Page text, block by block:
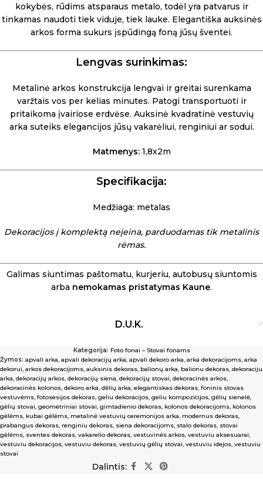
kokybės, rūdims atsparaus metalo, todėl yra patvarus ir
tinkamas naudoti tiek viduje, tiek lauke. Elegantiška auksinės
arkos forma sukurs įspūdingą foną jūsų šventei.
Lengvas surinkimas:
Metalinė arkos konstrukcija lengvai ir greitai surenkama
varžtais vos per kelias minutes. Patogi transportuoti ir
pritaikoma įvairiose erdvėse. Auksinė kvadratinė vestuvių
arka suteiks elegancijos jūsų vakarėliui, renginiui ar sodui.
Matmenys:1,8x2m
Specifikacija:
Medžiaga: metalas
Dekoracijos į komplektą neįeina, parduodamas tik metalinis
rėmas.
Galimas siuntimas paštomatu, kurjeriu, autobusų siuntomis
arba nemokamas pristatymas Kaune.
D.U.K.
Kategorija: Foto fonai – Stovai fonams
Žymos: apvali arka, apvali dekoracijų arka, apvali dekoro arka, arka dekoracijoms, arka
dekorui, arkos dekoracijoms, auksinis dekoras, balionų arka, balionu dekoras, dekoraciju
arka, dekoracijų arkos, dekoracijų siena, dekoracijų stovai, dekoracinės arkos,
dekoracinės kolonos, dekoro arka, dėlių arka, elegantiskas dekoras, foninis stovas
vestuvėms, fotosesijos dekoras, geliu dekoracijos, geliu kompozicijos, gėlių sienelė,
gėlių stovai, geometriniai stovai, gimtadienio dekoras, kolonos dekoracijoms, kolonos
gėlėms, kubai gėlėms, metalinė vestuvių ceremonijos arka, modernus dekoras,
prabangus dekoras, renginiu dekoras, siena dekoracijoms, stalo dekoras, stovai
gėlėms, sventes dekoras, vakarelio dekoras, vestuvinės arkos, vestuviu aksesuarai,
vestuviu dekoracijos, vestuviu dekoras, vestuvių gėlių stovai, vestuviu idejos, vestuviu
stovai
Dalintis: